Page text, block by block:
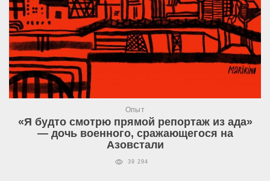
Опыт
«Я будто смотрю прямой репортаж из ада»
— дочь военного, сражающегося на
Азовстали
39 294